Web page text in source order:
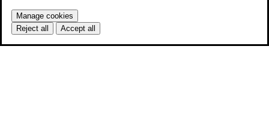
Manage cookies
Reject all
Accept all